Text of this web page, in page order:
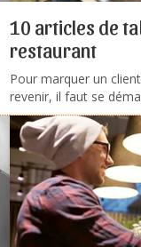
10 articles de
restaurant
Pour marquer un
revenir, il faut se